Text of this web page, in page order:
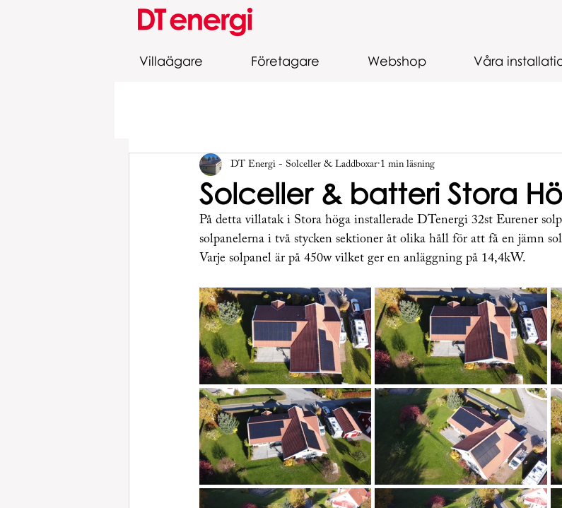
Villaägare Företagare Webshop Våra
Solceller & batteri Stora
DT Energi - Solceller & Laddboxar 1 min läsning
På detta villatak i Stora höga installerade DTenergi 32st Eurener
solpanelerna i två stycken sektioner åt olika håll för att få en jämn
Varje solpanel är på 450w vilket ger en anläggning på 14,4kW.